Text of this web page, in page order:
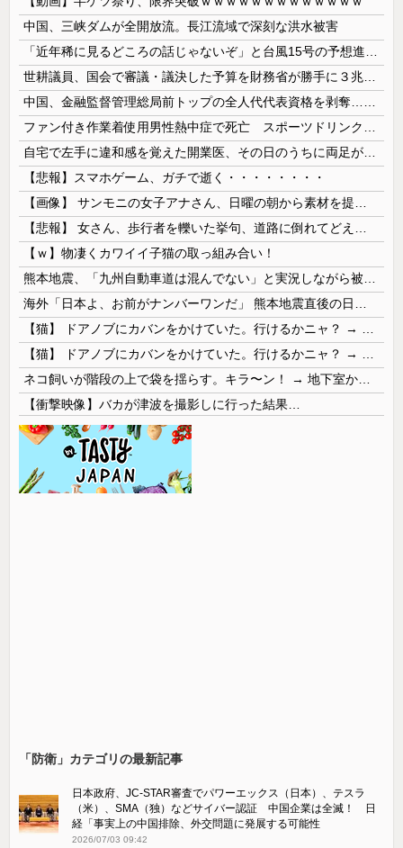
中国、三峡ダムが全開放流。長江流域で深刻な洪水被害
【悲報】スマホゲーム、ガチで逝く・・・・・・・・
【ｗ】物凄くカワイイ子猫の取っ組み合い！
【衝撃映像】バカが津波を撮影しに行った結果…
「防衛」カテゴリの最新記事
日本政府、JC-STAR審査でパワーエックス（日本）、テスラ
（米）、SMA（独）などサイバー認証 中国企業は全滅！ 日
経「事実上の中国排除、外交問題に発展する可能性
2026/07/03 09:42